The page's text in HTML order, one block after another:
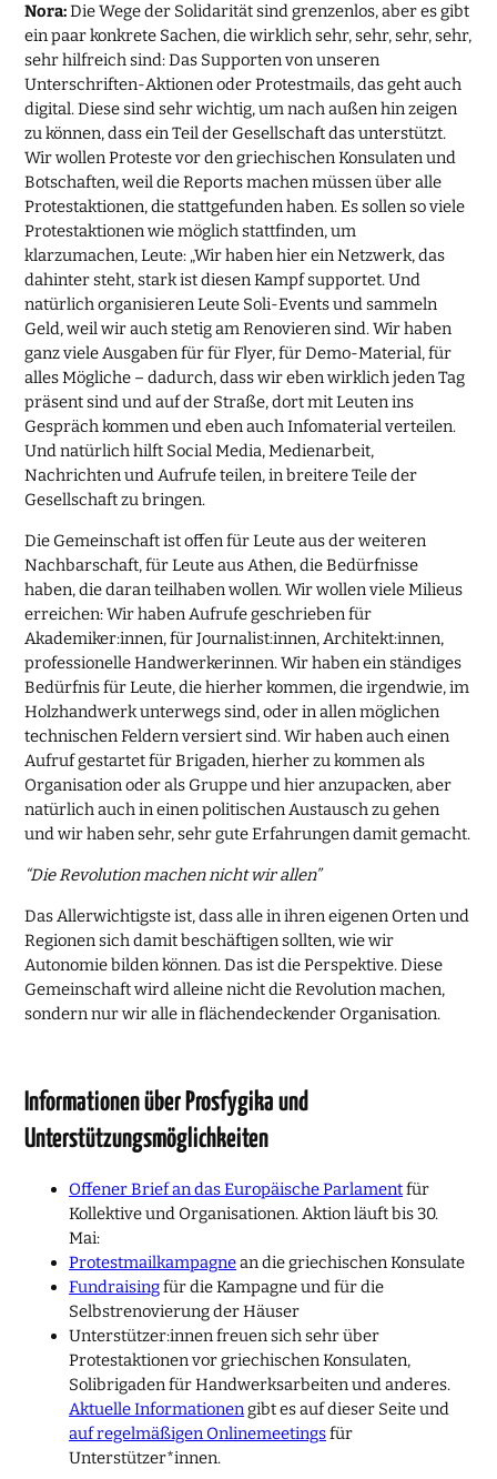
Nora:Die Wege der Solidarität sind grenzenlos, aber es gibt
ein paar konkrete Sachen, die wirklich sehr, sehr, sehr, sehr,
sehr hilfreich sind: Das Supporten von unseren
Unterschriften-Aktionen oder Protestmails, das geht auch
digital. Diese sind sehr wichtig, um nach außen hin zeigen
zu können, dass ein Teil der Gesellschaft das unterstützt.
Wir wollen Proteste vor den griechischen Konsulaten und
Botschaften, weil die Reports machen müssen über alle
Protestaktionen, die stattgefunden haben. Es sollen so viele
Protestaktionen wie möglich stattfinden, um
klarzumachen, Leute: „Wir haben hier ein Netzwerk, das
dahinter steht, stark ist diesen Kampf supportet. Und
natürlich organisieren Leute Soli-Events und sammeln
Geld, weil wir auch stetig am Renovieren sind. Wir haben
ganz viele Ausgaben für für Flyer, für Demo-Material, für
alles Mögliche – dadurch, dass wir eben wirklich jeden Tag
präsent sind und auf der Straße, dort mit Leuten ins
Gespräch kommen und eben auch Infomaterial verteilen.
Und natürlich hilft Social Media, Medienarbeit,
Nachrichten und Aufrufe teilen, in breitere Teile der
Gesellschaft zu bringen.
Die Gemeinschaft ist offen für Leute aus der weiteren
Nachbarschaft, für Leute aus Athen, die Bedürfnisse
haben, die daran teilhaben wollen. Wir wollen viele Milieus
erreichen: Wir haben Aufrufe geschrieben für
Akademiker:innen, für Journalist:innen, Architekt:innen,
professionelle Handwerkerinnen. Wir haben ein ständiges
Bedürfnis für Leute, die hierher kommen, die irgendwie, im
Holzhandwerk unterwegs sind, oder in allen möglichen
technischen Feldern versiert sind. Wir haben auch einen
Aufruf gestartet für Brigaden, hierher zu kommen als
Organisation oder als Gruppe und hier anzupacken, aber
natürlich auch in einen politischen Austausch zu gehen
und wir haben sehr, sehr gute Erfahrungen damit gemacht.
“Die Revolution machen nicht wir allen”
Das Allerwichtigste ist, dass alle in ihren eigenen Orten und
Regionen sich damit beschäftigen sollten, wie wir
Autonomie bilden können. Das ist die Perspektive. Diese
Gemeinschaft wird alleine nicht die Revolution machen,
sondern nur wir alle in flächendeckender Organisation.
Informationen über Prosfygika und
Unterstützungsmöglichkeiten
Offener Brief an das Europäische Parlamentfür
Kollektive und Organisationen. Aktion läuft bis 30.
Mai:
Protestmailkampagnean die griechischen Konsulate
Fundraisingfür die Kampagne und für die
Selbstrenovierung der Häuser
Unterstützer:innen freuen sich sehr über
Protestaktionen vor griechischen Konsulaten,
Solibrigaden für Handwerksarbeiten und anderes.
Aktuelle Informationengibt es auf dieser Seite und
auf regelmäßigen Onlinemeetingsfür
Unterstützer*innen.